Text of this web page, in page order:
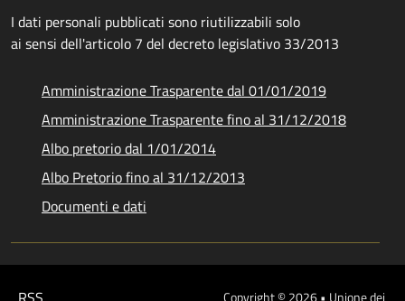
I dati personali pubblicati sono riutilizzabili solo
ai sensi dell'articolo 7 del decreto legislativo 33/2013
Amministrazione Trasparente dal 01/01/2019
Amministrazione Trasparente fino al 31/12/2018
Albo pretorio dal 1/01/2014
Albo Pretorio fino al 31/12/2013
Documenti e dati
Copyright © 2026 • Unione dei